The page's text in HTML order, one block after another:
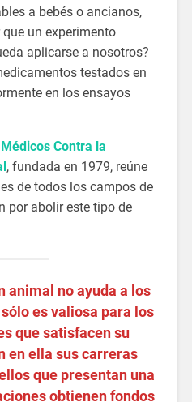
a bebés o ancianos,
un experimento
aplicarse a nosotros?
testados en
en los ensayos
Médicos Contra la
, fundada en 1979, reúne
de todos los campos de
por abolir este tipo de
animal no ayuda a los
es valiosa para los
que satisfacen su
en ella sus carreras
que presentan una
obtienen fondos